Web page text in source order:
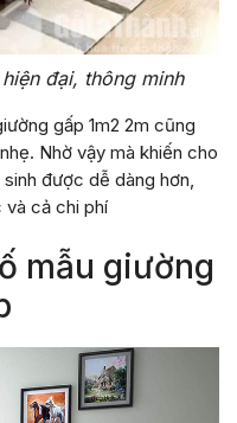
đại, thông minh
gấp 1m2 2m cũng
Nhờ vậy mà khiến cho
được dễ dàng hơn,
cả chi phí
mẫu giường